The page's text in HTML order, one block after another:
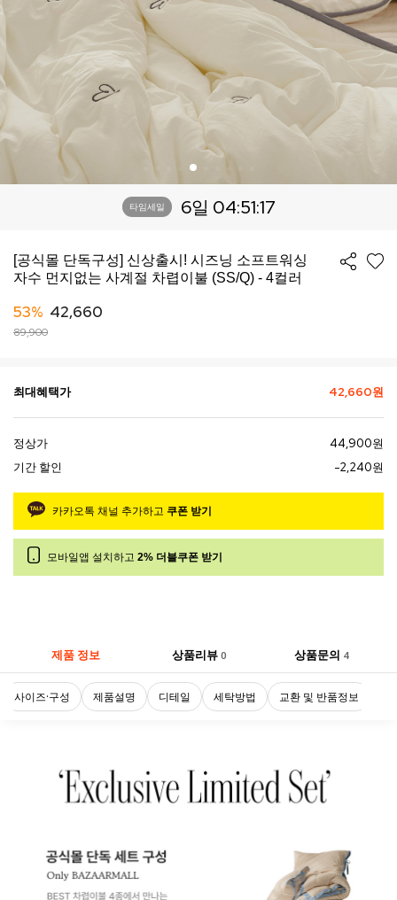
타임세일 6일 04:51:14
[공식몰 단독구성] 신상출시! 시즈닝 소프트워싱
자수 먼지없는 사계절 차렵이불 (SS/Q) - 4컬러
53% 42,660
89,900
최대혜택가 42,660원
정상가
44,900원
기간 할인
-2,240원
카카오톡 채널 추가하고 쿠폰 받기
모바일앱 설치하고 2% 더블쿠폰 받기
제품 정보 상품리뷰 0 상품문의 4
사이즈·구성 제품설명 디테일 세탁방법 교환 및 반품정보